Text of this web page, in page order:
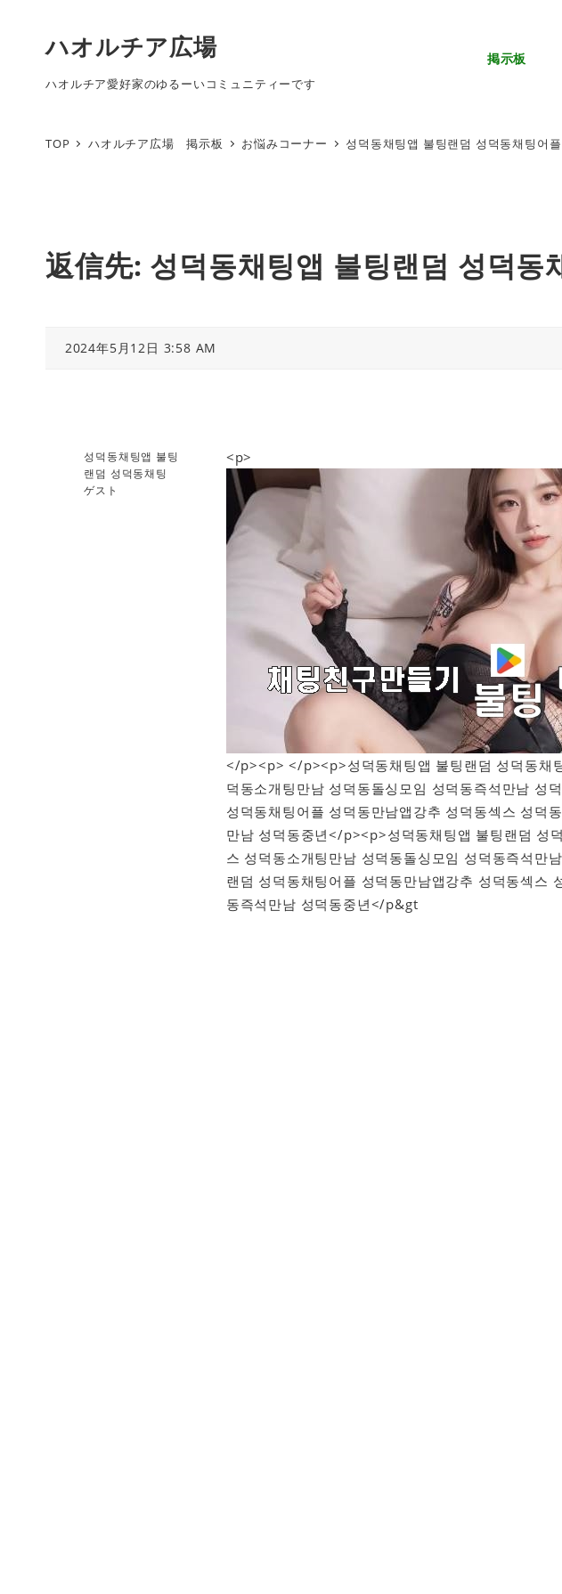
ハオルチア広場
ハオルチア愛好家のゆるーいコミュニティーです
掲示板
TOP ハオルチア広場 掲示板 お悩みコーナー 성덕동채팅앱 불팅랜덤 성덕동채팅어플
返信先: 성덕동채팅앱 불팅랜덤 성덕동
2024年5月12日 3:58 AM
성덕동채팅앱 불팅
랜덤 성덕동채팅
ゲスト
<p>
</p><p> </p><p>성덕동채팅앱 불팅랜덤 성덕동채
덕동소개팅만남 성덕동돌싱모임 성덕동즉석만남 성
성덕동채팅어플 성덕동만남앱강추 성덕동섹스 성덕
만남 성덕동중년</p><p>성덕동채팅앱 불팅랜덤 성
스 성덕동소개팅만남 성덕동돌싱모임 성덕동즉석만
랜덤 성덕동채팅어플 성덕동만남앱강추 성덕동섹스
동즉석만남 성덕동중년</p&gt